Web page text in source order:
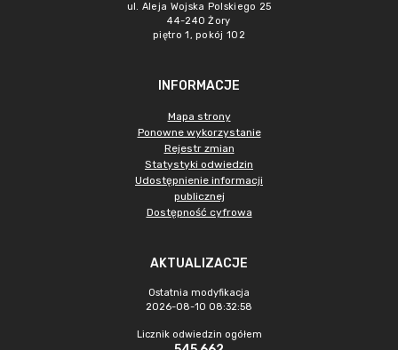
ul. Aleja Wojska Polskiego 25
44-240 Żory
piętro 1, pokój 102
INFORMACJE
Mapa strony
Ponowne wykorzystanie
Rejestr zmian
Statystyki odwiedzin
Udostępnienie informacji
publicznej
Dostępność cyfrowa
AKTUALIZACJE
Ostatnia modyfikacja
2026-08-10 08:32:58
Licznik odwiedzin ogółem